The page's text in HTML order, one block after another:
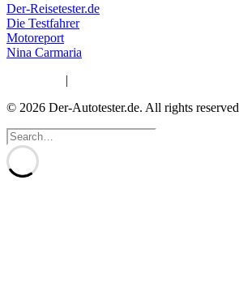
Der-Reisetester.de
Die Testfahrer
Motoreport
Nina Carmaria
|
© 2026 Der-Autotester.de. All rights reserved